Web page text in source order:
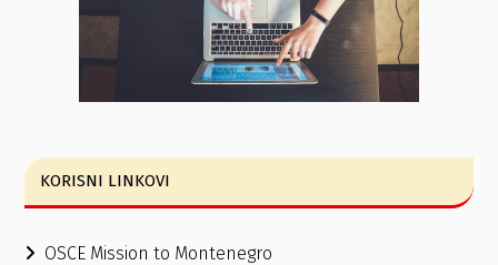
KORISNI LINKOVI
OSCE Mission to Montenegro